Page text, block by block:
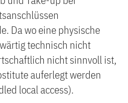
Da wo eine physische
technisch nicht
nicht sinnvoll ist,
auferlegt werden
local access).